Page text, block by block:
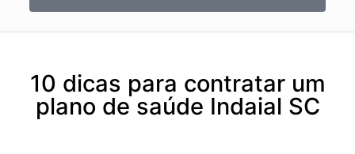
10 dicas para contratar um
plano de saúde Indaial SC